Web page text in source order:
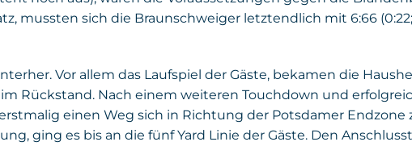
sich die Braunschweiger letztendlich mit 6:66 (0:22;
Vor allem das Laufspiel der Gäste, bekamen die
Rückstand. Nach einem weiteren Touchdown und
einen Weg sich in Richtung der Potsdamer Endzone
ging es bis an die fünf Yard Linie der Gäste. Den